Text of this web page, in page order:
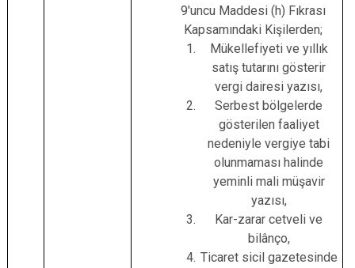
9'uncu Maddesi (h) Fıkrası
Kapsamındaki Kişilerden;
Mükellefiyeti ve yıllık
satış tutarını gösterir
vergi dairesi yazısı,
Serbest bölgelerde
gösterilen faaliyet
nedeniyle vergiye tabi
olunmaması halinde
yeminli mali müşavir
yazısı,
Kar-zarar cetveli ve
bilânço,
Ticaret sicil gazetesinde